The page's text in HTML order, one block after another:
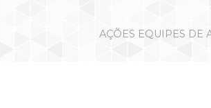
AÇÕES EQUIPES DE